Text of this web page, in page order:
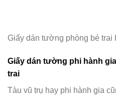
Giấy dán tường phòng bé trai
Giấy dán tường phi hành
trai
Tàu vũ trụ hay phi hành gia